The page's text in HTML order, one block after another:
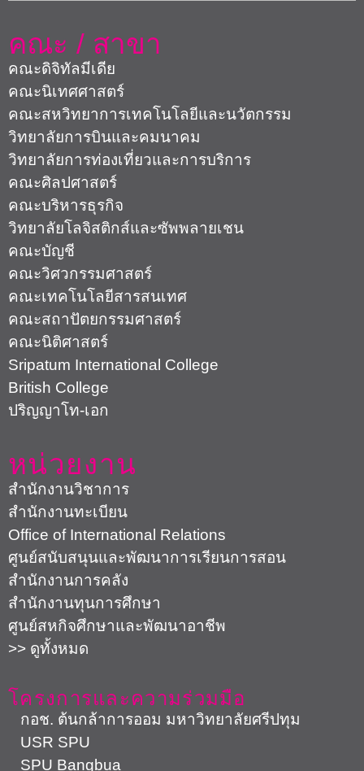
คณะ / สาขา
คณะดิจิทัลมีเดีย
คณะนิเทศศาสตร์
คณะสหวิทยาการเทคโนโลยีและนวัตกรรม
วิทยาลัยการบินและคมนาคม
วิทยาลัยการท่องเที่ยวและการบริการ
คณะศิลปศาสตร์
คณะบริหารธุรกิจ
วิทยาลัยโลจิสติกส์และซัพพลายเชน
คณะบัญชี
คณะวิศวกรรมศาสตร์
คณะเทคโนโลยีสารสนเทศ
คณะสถาปัตยกรรมศาสตร์
คณะนิติศาสตร์
Sripatum International College
British College
ปริญญาโท-เอก
หน่วยงาน
สำนักงานวิชาการ
สำนักงานทะเบียน
Office of International Relations
ศูนย์สนับสนุนและพัฒนาการเรียนการสอน
สำนักงานการคลัง
สำนักงานทุนการศึกษา
ศูนย์สหกิจศึกษาและพัฒนาอาชีพ
>> ดูทั้งหมด
โครงการและความร่วมมือ
ช. ต้นกล้าการออม มหาวิทยาลัยศรีปทุม
SPU
Bangbua